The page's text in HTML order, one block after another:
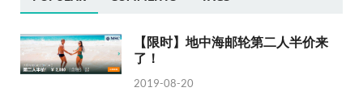
【限时】地中海邮轮第二人半价来
了！
2019-08-20